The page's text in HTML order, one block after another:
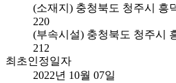
(소재지) 충청북도 청주시 흥
220
(부속시설) 충청북도 청주시
212
최초인정일자
2022년 10월 07일